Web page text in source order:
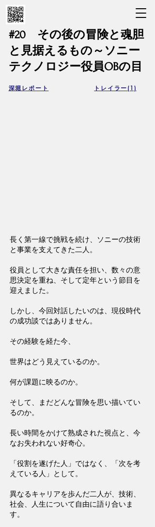
#20 その後の冒険と魂胆
と見据えるもの～ソニー
テクノロジー役員OBの目
深堀レポート トレイラー(1)
長く第一線で挑戦を続け、ソニーの技術
と事業を支えてきた二人。
役員として大きな責任を担い、数々の意
思決定を重ね、そして定年という節目を
迎えました。
しかし、今回対話したいのは、現役時代
の成功談ではありません。
その経験を経た今、
世界はどう見えているのか。
何が課題に映るのか。
そして、まだどんな冒険を思い描いてい
るのか。
長い時間をかけて熟成された視点と、今
なお失われない好奇心。
「役割を遂げた人」ではなく、「次を考
えている人」として。
異なるキャリアを歩んだ二人が、技術、
社会、人生について自由に語り合いま
す。